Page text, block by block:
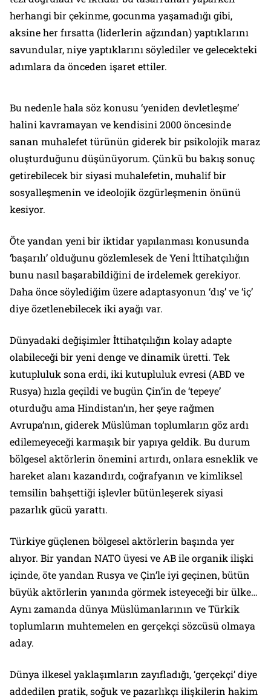
herhangi bir çekinme, gocunma yaşamadığı gibi,
aksine her fırsatta (liderlerin ağzından) yaptıklarını
savundular, niye yaptıklarını söylediler ve gelecekteki
adımlara da önceden işaret ettiler.
Bu nedenle hala söz konusu ‘yeniden devletleşme’
halini kavramayan ve kendisini 2000 öncesinde
sanan muhalefet türünün giderek bir psikolojik maraz
oluşturduğunu düşünüyorum. Çünkü bu bakış sonuç
getirebilecek bir siyasi muhalefetin, muhalif bir
sosyalleşmenin ve ideolojik özgürleşmenin önünü
kesiyor.
Öte yandan yeni bir iktidar yapılanması konusunda
‘başarılı’ olduğunu gözlemlesek de Yeni İttihatçılığın
bunu nasıl başarabildiğini de irdelemek gerekiyor.
Daha önce söylediğim üzere adaptasyonun ‘dış’ ve ‘iç’
diye özetlenebilecek iki ayağı var.
Dünyadaki değişimler İttihatçılığın kolay adapte
olabileceği bir yeni denge ve dinamik üretti. Tek
kutupluluk sona erdi, iki kutupluluk evresi (ABD ve
Rusya) hızla geçildi ve bugün Çin’in de ‘tepeye’
oturduğu ama Hindistan’ın, her şeye rağmen
Avrupa’nın, giderek Müslüman toplumların göz ardı
edilemeyeceği karmaşık bir yapıya geldik. Bu durum
bölgesel aktörlerin önemini artırdı, onlara esneklik ve
hareket alanı kazandırdı, coğrafyanın ve kimliksel
temsilin bahşettiği işlevler bütünleşerek siyasi
pazarlık gücü yarattı.
Türkiye güçlenen bölgesel aktörlerin başında yer
alıyor. Bir yandan NATO üyesi ve AB ile organik ilişki
içinde, öte yandan Rusya ve Çin’le iyi geçinen, bütün
büyük aktörlerin yanında görmek isteyeceği bir ülke…
Aynı zamanda dünya Müslümanlarının ve Türkik
toplumların muhtemelen en gerçekçi sözcüsü olmaya
aday.
Dünya ilkesel yaklaşımların zayıfladığı, ‘gerçekçi’ diye
addedilen pratik, soğuk ve pazarlıkçı ilişkilerin hakim